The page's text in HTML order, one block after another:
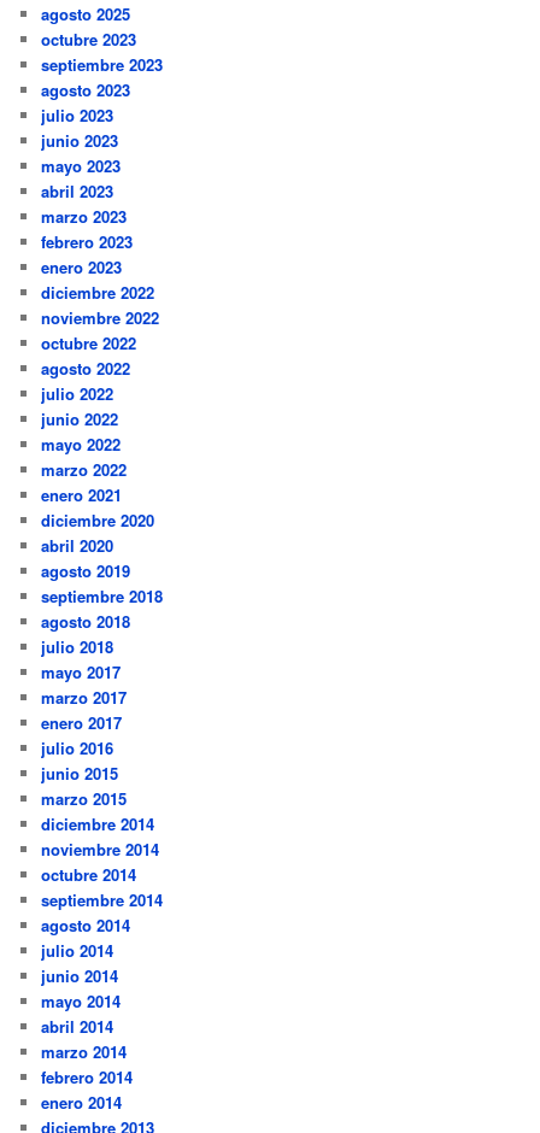
agosto 2025
octubre 2023
septiembre 2023
agosto 2023
julio 2023
junio 2023
mayo 2023
abril 2023
marzo 2023
febrero 2023
enero 2023
diciembre 2022
noviembre 2022
octubre 2022
agosto 2022
julio 2022
junio 2022
mayo 2022
marzo 2022
enero 2021
diciembre 2020
abril 2020
agosto 2019
septiembre 2018
agosto 2018
julio 2018
mayo 2017
marzo 2017
enero 2017
julio 2016
junio 2015
marzo 2015
diciembre 2014
noviembre 2014
octubre 2014
septiembre 2014
agosto 2014
julio 2014
junio 2014
mayo 2014
abril 2014
marzo 2014
febrero 2014
enero 2014
diciembre 2013